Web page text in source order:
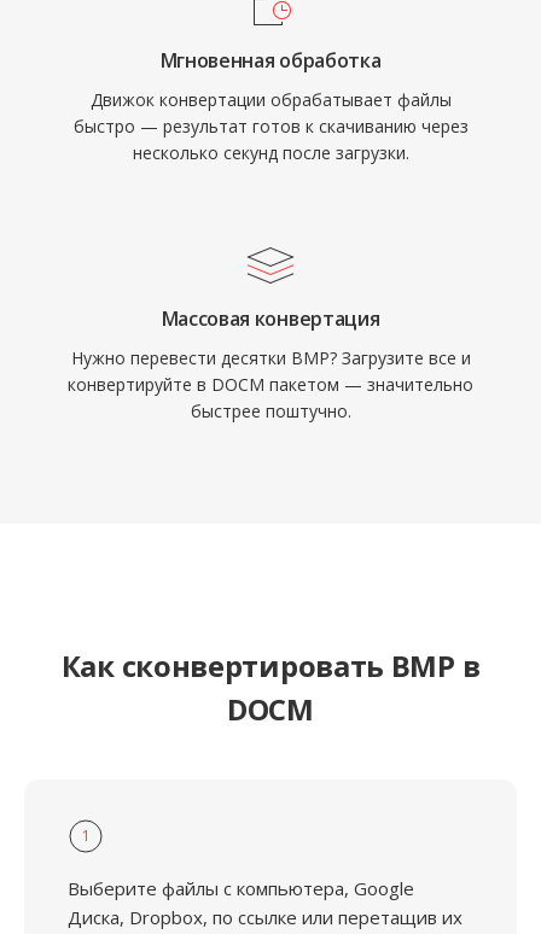
Мгновенная обработка
Движок конвертации обрабатывает файлы
быстро — результат готов к скачиванию через
несколько секунд после загрузки.
Массовая конвертация
Нужно перевести десятки BMP? Загрузите все и
конвертируйте в DOCM пакетом — значительно
быстрее поштучно.
Как сконвертировать BMP в
DOCM
1
Выберите файлы с компьютера, Google
Диска, Dropbox, по ссылке или перетащив их